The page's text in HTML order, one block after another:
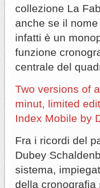
collezione La
anche se il
infatti è un
funzione
centrale del
Two versions of
minut, limited
Index Mobile by
Fra i ricordi del
Dubey
sistema,
della cronografia